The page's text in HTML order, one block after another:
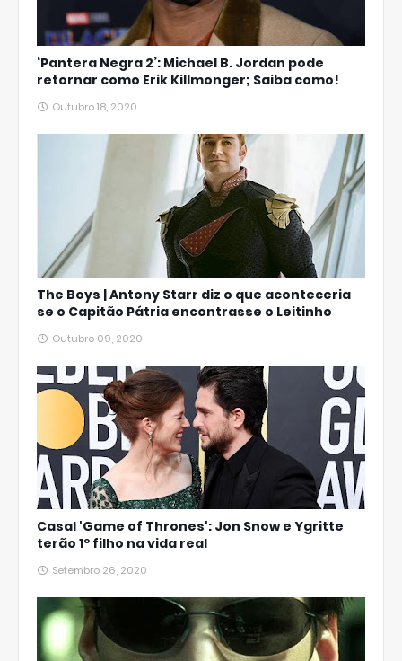
‘Pantera Negra 2’: Michael B. Jordan pode
retornar como Erik Killmonger; Saiba como!
Outubro 18, 2020
The Boys | Antony Starr diz o que aconteceria
se o Capitão Pátria encontrasse o Leitinho
Outubro 09, 2020
Casal 'Game of Thrones': Jon Snow e Ygritte
terão 1º filho na vida real
Setembro 26, 2020